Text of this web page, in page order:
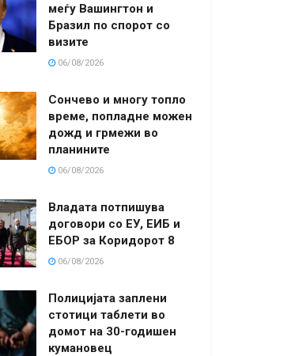
меѓу Вашингтон и
Бразил по спорот со
визите
06/08/2026
Сончево и многу топло
време, попладне можен
дожд и грмежи во
планините
06/08/2026
Владата потпишува
договори со ЕУ, ЕИБ и
ЕБОР за Коридорот 8
06/08/2026
Полицијата заплени
стотици таблети во
домот на 30-годишен
кумановец